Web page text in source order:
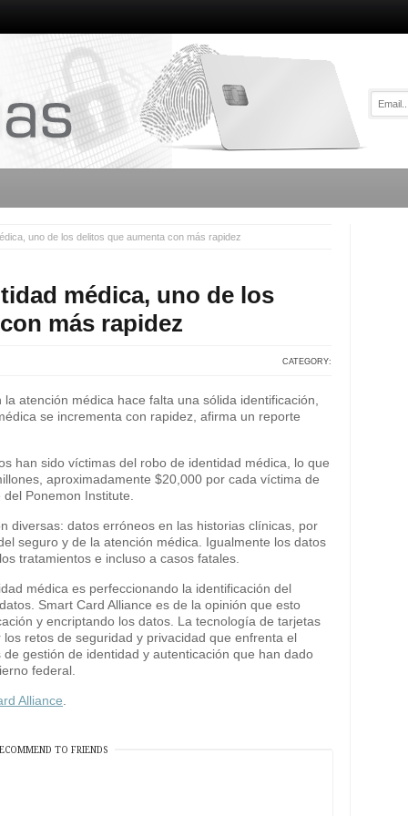
uno de los delitos que aumenta con más rapidez
médica, uno de los
más rapidez
CATEGORY:
atención médica hace falta una sólida identificación,
se incrementa con rapidez, afirma un reporte
han sido víctimas del robo de identidad médica, lo que
aproximadamente $20,000 por cada víctima de
Ponemon Institute.
diversas: datos erróneos en las historias clínicas, por
seguro y de la atención médica. Igualmente los datos
tratamientos e incluso a casos fatales.
médica es perfeccionando la identificación del
Smart Card Alliance es de la opinión que esto
y encriptando los datos. La tecnología de tarjetas
retos de seguridad y privacidad que enfrenta el
gestión de identidad y autenticación que han dado
federal.
Alliance
TO FRIENDS